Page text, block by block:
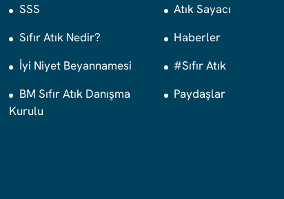
SSS
Sıfır Atık Nedir?
İyi Niyet Beyannamesi
BM Sıfır Atık Danışma
Kurulu
Atık Sayacı
Haberler
#Sıfır Atık
Paydaşlar